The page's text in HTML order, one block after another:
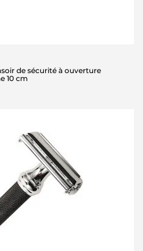
de sécurité à ouverture
10 cm